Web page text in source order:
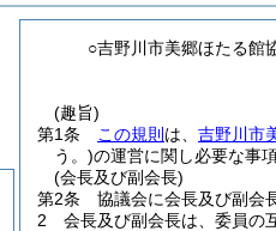
○吉野川市美郷ほたる館
(趣旨)
第1条
この規則 は、 吉野川市
う。)の運営に関し必要な事
(会長及び副会長)
第2条
協議会に会長及び副会
2
会長及び副会長は、委員の